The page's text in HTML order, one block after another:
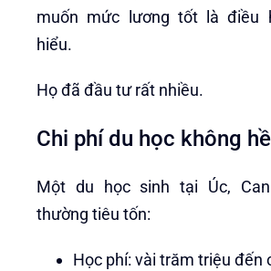
muốn mức lương tốt là điều
hiểu.
Họ đã đầu tư rất nhiều.
Chi phí du học không
Một du học sinh tại Úc,
thường tiêu tốn:
Học phí: vài trăm triệu đến